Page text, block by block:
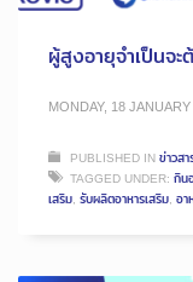
ผู้สูงอายุจำเป็นจะ
MONDAY, 18
PUBLISHED INข่าวสา
TAGGED UNDER: กิน
เสริม, รับผลิตอาหารเสริม, อา